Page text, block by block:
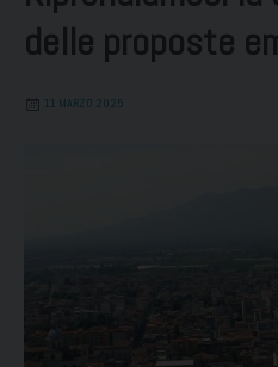
delle proposte
11 MARZO 2025